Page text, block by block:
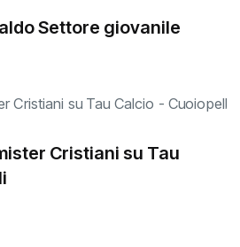
Settore giovanile
Cristiani su Tau